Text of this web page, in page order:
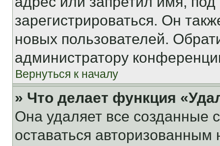
зарегистрироваться. Он
новых пользователей.
администратору
Вернуться к началу
» Что делает функция
Она удаляет все созданные
оставаться